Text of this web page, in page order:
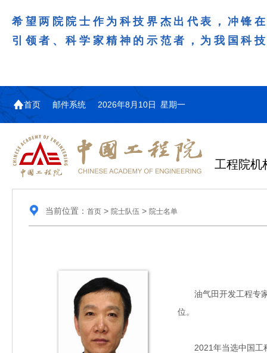
希望两院院士作为科技界杰出代表，冲锋
引领者、科学家精神的示范者，为我国科
首页 邮件系统 2026年8月10日 星期一
工程院机
当前位置： 首页> 院士队伍 > 院士名单
油气田开发工程专家
位。
2021年当选中国工